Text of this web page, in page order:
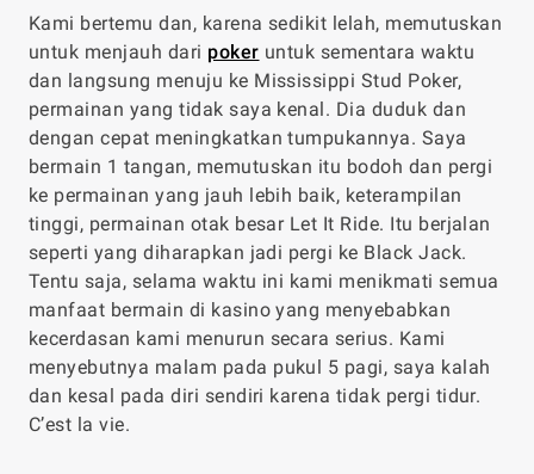
Kami bertemu dan, karena sedikit lelah, memutuskan
untuk menjauh dari poker untuk sementara waktu
dan langsung menuju ke Mississippi Stud Poker,
permainan yang tidak saya kenal. Dia duduk dan
dengan cepat meningkatkan tumpukannya. Saya
bermain 1 tangan, memutuskan itu bodoh dan pergi
ke permainan yang jauh lebih baik, keterampilan
tinggi, permainan otak besar Let It Ride. Itu berjalan
seperti yang diharapkan jadi pergi ke Black Jack.
Tentu saja, selama waktu ini kami menikmati semua
manfaat bermain di kasino yang menyebabkan
kecerdasan kami menurun secara serius. Kami
menyebutnya malam pada pukul 5 pagi, saya kalah
dan kesal pada diri sendiri karena tidak pergi tidur.
C’est la vie.